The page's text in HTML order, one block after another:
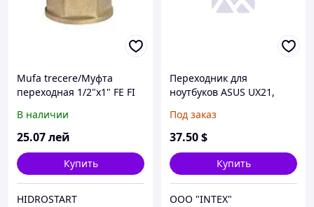
Mufa trecere/Муфта
переходная 1/2"x1" FE FI
В наличии
25.07лей
Купить
HIDROSTART
Переходник для
ноутбуков ASUS UX21,
для подключение SSD M.2
(M.2, NGFF) вместо XM11,
Под заказ
37.50$
Купить
OOO "INTEX"